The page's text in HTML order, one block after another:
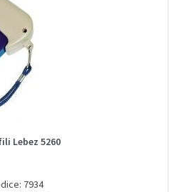
Lebez 5260
7934